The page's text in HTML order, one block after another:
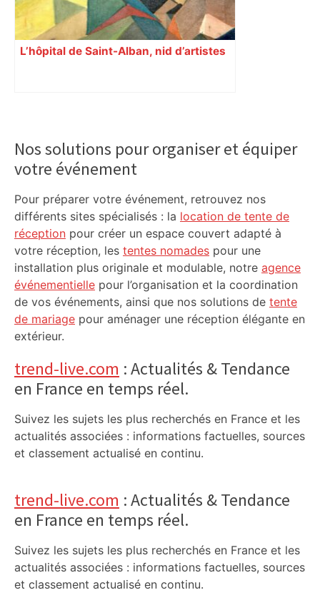
L’hôpital de Saint-Alban, nid d’artistes
Sidebar
Nos solutions pour organiser et équiper
votre événement
Pour préparer votre événement, retrouvez nos
différents sites spécialisés : la location de tente de
réception pour créer un espace couvert adapté à
votre réception, les tentes nomades pour une
installation plus originale et modulable, notre agence
événementielle pour l’organisation et la coordination
de vos événements, ainsi que nos solutions de tente
de mariage pour aménager une réception élégante en
extérieur.
trend-live.com : Actualités & Tendance
en France en temps réel.
Suivez les sujets les plus recherchés en France et les
actualités associées : informations factuelles, sources
et classement actualisé en continu.
trend-live.com : Actualités & Tendance
en France en temps réel.
Suivez les sujets les plus recherchés en France et les
actualités associées : informations factuelles, sources
et classement actualisé en continu.